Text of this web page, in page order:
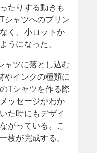
たりする動きも
シャツへのプリン
く、小ロットか
うになった。
ャツに落とし込む
やインクの種類に
Tシャツを作る際
ッセージかわか
た時にもデザイ
がっている。こ
枚が完成する。